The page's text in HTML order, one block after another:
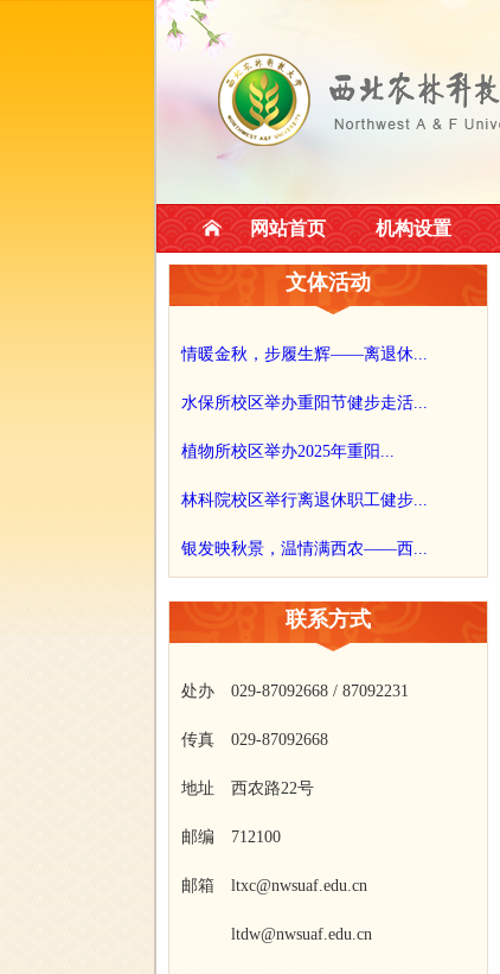
网站首页 机构设置
文体活动
情暖金秋，步履生辉——离退休...
水保所校区举办重阳节健步走活...
植物所校区举办2025年重阳...
林科院校区举行离退休职工健步...
银发映秋景，温情满西农——西...
联系方式
处办 029-87092668 / 87092231
传真 029-87092668
地址 西农路22号
邮编 712100
邮箱 ltxc@nwsuaf.edu.cn
ltdw@nwsuaf.edu.cn